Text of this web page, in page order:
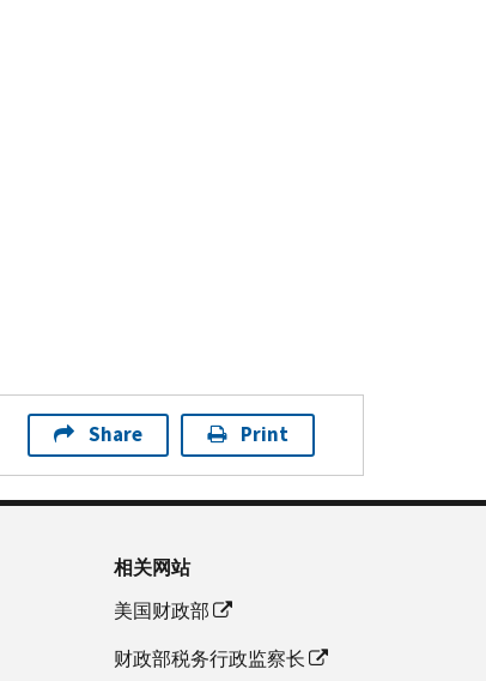
Share Print
相关网站
美国财政部
财政部税务行政监察长